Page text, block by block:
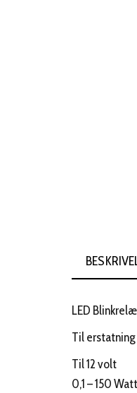
LED
Til
Til 12 volt
0,1 – 150 Watt